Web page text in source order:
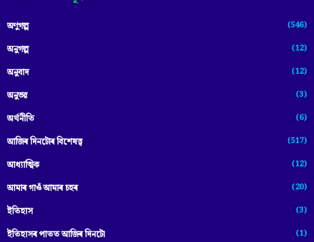
অণুগল্প (546)
অনুগল্প (12)
অনুবাদ (12)
অনুভৱ (3)
অৰ্থনীতি (6)
আজিৰ দিনটোৰ বিশেষত্ব (517)
আধ্যাত্মিক (12)
আমাৰ গাওঁ আমাৰ চহৰ (20)
ইতিহাস (3)
ইতিহাসৰ পাতত আজিৰ দিনটো (1)